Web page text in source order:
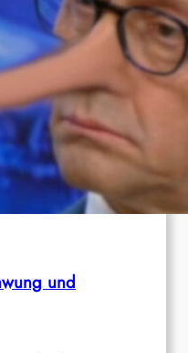
und